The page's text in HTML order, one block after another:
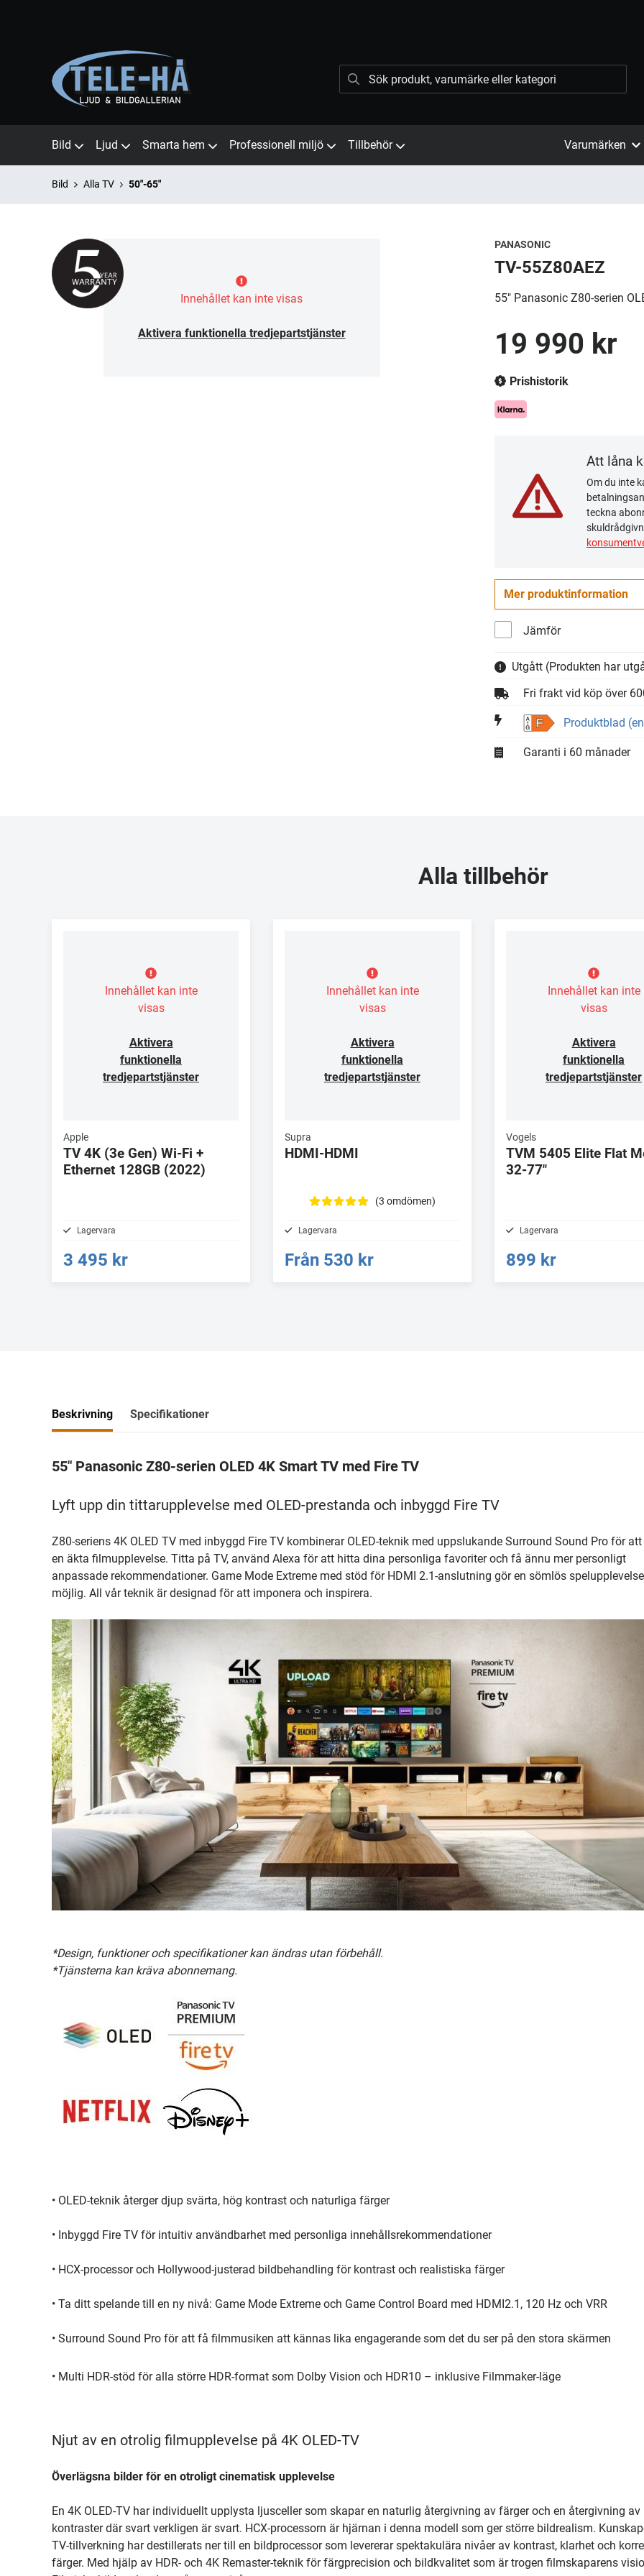
Bild Ljud Smarta hem Professionell miljö Tillbehör Varumärken
Bild Alla TV 50"-65"
Innehållet kan inte visas
Aktivera funktionella tredjepartstjänster
PANASONIC
TV-55Z80AEZ
55" Panasonic Z80-serien
19 990 kr
Prishistorik
Att låna
Om du inte
teckna
Mer produktinformation
Jämför
Utgått (Produkten har
Fri frakt vid köp över
F Produktblad
Garanti i 60 månader
Alla tillbehör
Innehållet kan inte
visas
Aktivera
funktionella
tredjepartstjänster
Apple
TV 4K (3e Gen) Wi-Fi +
Ethernet 128GB (2022)
Lagervara
3 495 kr
Innehållet kan inte
visas
Aktivera
funktionella
tredjepartstjänster
Supra
HDMI-HDMI
(3 omdömen)
Lagervara
Från 530 kr
Innehållet kan inte
visas
Aktivera
funktionella
tredjepartstjänster
Vogels
TVM 5405 Elite Flat
32-77"
Lagervara
899 kr
Beskrivning Specifikationer
55" Panasonic Z80-serien OLED 4K Smart TV med Fire TV
Lyft upp din tittarupplevelse med OLED-prestanda och inbyggd Fire TV
Z80-seriens 4K OLED TV med inbyggd Fire TV kombinerar OLED-teknik med uppslukande Surround Sound Pro för
en äkta filmupplevelse. Titta på TV, använd Alexa för att hitta dina personliga favoriter och få ännu mer personligt
anpassade rekommendationer. Game Mode Extreme med stöd för HDMI 2.1-anslutning gör en sömlös spelupplevelse
möjlig. All vår teknik är designad för att imponera och inspirera.
*Design, funktioner och specifikationer kan ändras utan förbehåll.
*Tjänsterna kan kräva abonnemang.
• OLED-teknik återger djup svärta, hög kontrast och naturliga färger
• Inbyggd Fire TV för intuitiv användbarhet med personliga innehållsrekommendationer
• HCX-processor och Hollywood-justerad bildbehandling för kontrast och realistiska färger
• Ta ditt spelande till en ny nivå: Game Mode Extreme och Game Control Board med HDMI2.1, 120 Hz och VRR
• Surround Sound Pro för att få filmmusiken att kännas lika engagerande som det du ser på den stora skärmen
• Multi HDR-stöd för alla större HDR-format som Dolby Vision och HDR10 – inklusive Filmmaker-läge
Njut av en otrolig filmupplevelse på 4K OLED-TV
Överlägsna bilder för en otroligt cinematisk upplevelse
En 4K OLED-TV har individuellt upplysta ljusceller som skapar en naturlig återgivning av färger och en återgivning av
kontraster där svart verkligen är svart. HCX-processorn är hjärnan i denna modell som ger större bildrealism.
TV-tillverkning har destillerats ner till en bildprocessor som levererar spektakulära nivåer av kontrast, klarhet och
färger. Med hjälp av HDR- och 4K Remaster-teknik för färgprecision och bildkvalitet som är trogen filmskaparens